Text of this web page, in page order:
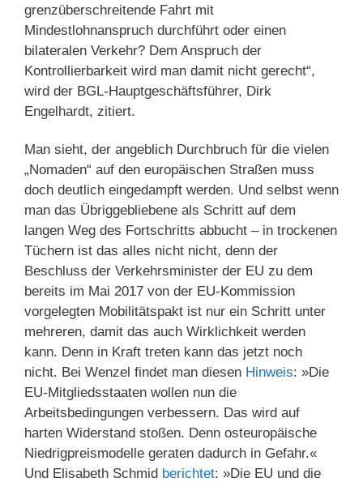
grenzüberschreitende Fahrt mit
Mindestlohnanspruch durchführt oder einen
bilateralen Verkehr? Dem Anspruch der
Kontrollierbarkeit wird man damit nicht gerecht“,
wird der BGL-Hauptgeschäftsführer, Dirk
Engelhardt, zitiert.
Man sieht, der angeblich Durchbruch für die vielen
„Nomaden“ auf den europäischen Straßen muss
doch deutlich eingedampft werden. Und selbst wenn
man das Übriggebliebene als Schritt auf dem
langen Weg des Fortschritts abbucht – in trockenen
Tüchern ist das alles nicht nicht, denn der
Beschluss der Verkehrsminister der EU zu dem
bereits im Mai 2017 von der EU-Kommission
vorgelegten Mobilitätspakt ist nur ein Schritt unter
mehreren, damit das auch Wirklichkeit werden
kann. Denn in Kraft treten kann das jetzt noch
nicht. Bei Wenzel findet man diesen Hinweis: »Die
EU-Mitgliedsstaaten wollen nun die
Arbeitsbedingungen verbessern. Das wird auf
harten Widerstand stoßen. Denn osteuropäische
Niedrigpreismodelle geraten dadurch in Gefahr.«
Und Elisabeth Schmid berichtet: »Die EU und die